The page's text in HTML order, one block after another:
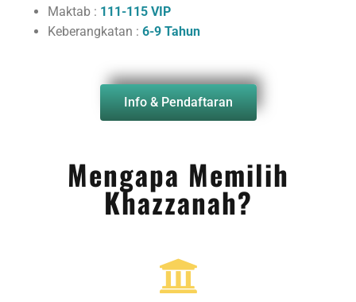
Maktab : 111-115 VIP
Keberangkatan : 6-9 Tahun
Info & Pendaftaran
Mengapa Memilih
Khazzanah?